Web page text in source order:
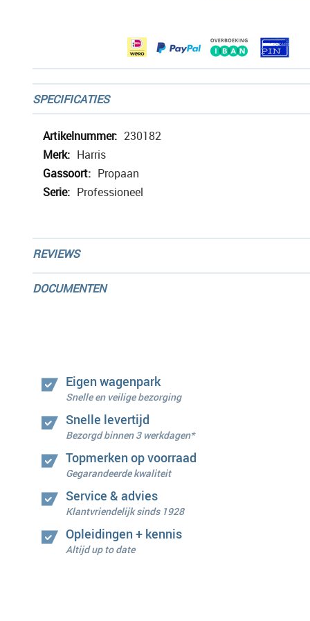
SPECIFICATIES
Meer
informatie
230182
Harris
Propaan
Professioneel
REVIEWS
DOCUMENTEN
Eigen wagenpark
Snelle en veilige bezorging
Snelle levertijd
Bezorgd binnen 3 werkdagen*
Topmerken op voorraad
Gegarandeerde kwaliteit
Service & advies
Klantvriendelijk sinds 1928
Opleidingen + kennis
Altijd up to date